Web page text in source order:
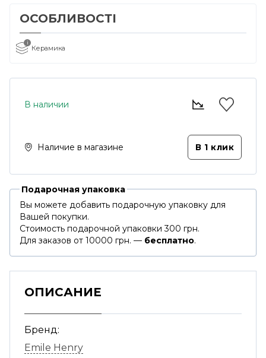
ОСОБЛИВОСТІ
i
Керамика
В наличии
Наличие в магазине В 1 клик
Подарочная упаковка
Вы можете добавить подарочную упаковку для
Вашей покупки.
Стоимость подарочной упаковки 300 грн.
Для заказов от 10000 грн. — бесплатно.
ОПИСАНИЕ
Бренд:
Emile Henry